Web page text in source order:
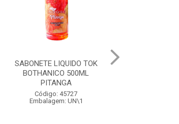
SABONETE LIQUIDO TOK
BOTHANICO 500ML
PITANGA
Código: 45727
Embalagem: UN\1